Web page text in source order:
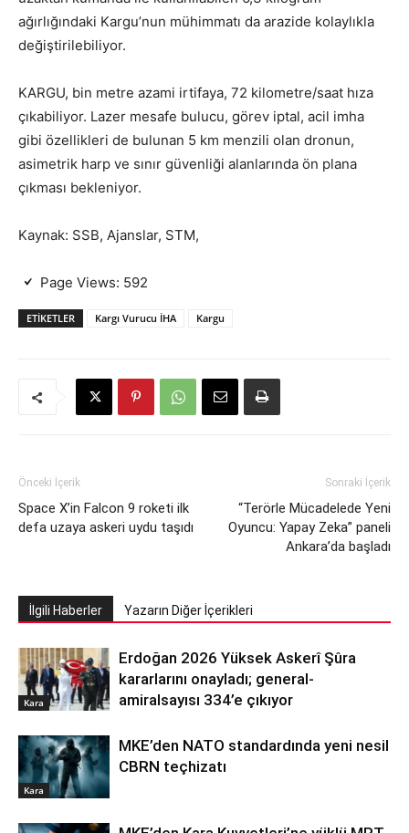
ağırlığındaki Kargu’nun mühimmatı da arazide kolaylıkla
değiştirilebiliyor.
KARGU, bin metre azami irtifaya, 72 kilometre/saat hıza
çıkabiliyor. Lazer mesafe bulucu, görev iptal, acil imha
gibi özellikleri de bulunan 5 km menzili olan dronun,
asimetrik harp ve sınır güvenliği alanlarında ön plana
çıkması bekleniyor.
Kaynak: SSB, Ajanslar, STM,
Page Views: 592
ETIKETLER Kargı Vurucu İHA Kargu
Önceki İçerik
Space X’in Falcon 9 roketi ilk
defa uzaya askeri uydu taşıdı
Sonraki İçerik
“Terörle Mücadelede Yeni
Oyuncu: Yapay Zeka” paneli
Ankara’da başladı
İlgili Haberler Yazarın Diğer İçerikleri
Kara
Erdoğan 2026 Yüksek Askerî Şûra
kararlarını onayladı; general-
amiralsayısı 334’e çıkıyor
Kara
MKE’den NATO standardında yeni nesil
CBRN teçhizatı